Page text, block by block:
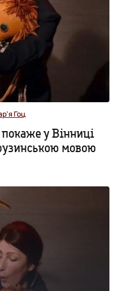
Гоц
покаже у Вінниці
мовою